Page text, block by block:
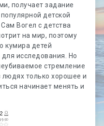
получает задание
детской
Вогел с детства
на мир, поэтому
кумира детей
исследования. Но
стремление
только хорошее и
начинает менять и